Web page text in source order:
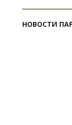
НОВОСТИ